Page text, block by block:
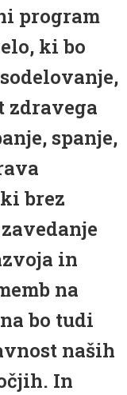
program
ki bo
zdravega
spanje,
brez
in
na
bo tudi
naših
In